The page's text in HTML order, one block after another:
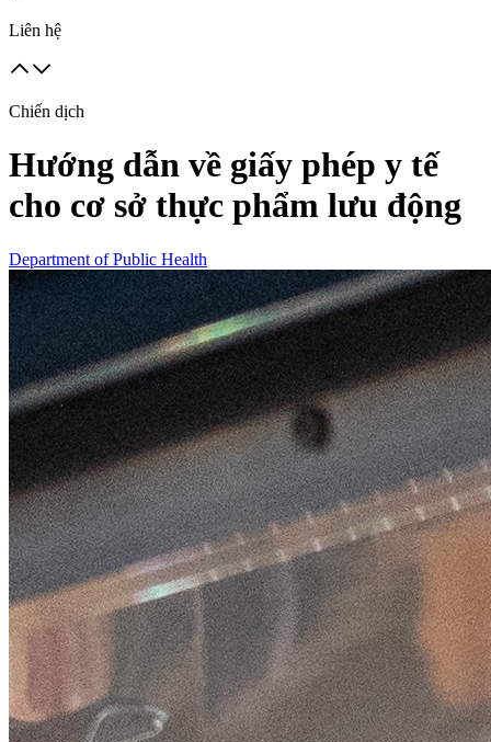
Liên hệ
Chiến dịch
Hướng dẫn về giấy phép y tế
cho cơ sở thực phẩm lưu động
Department of Public Health